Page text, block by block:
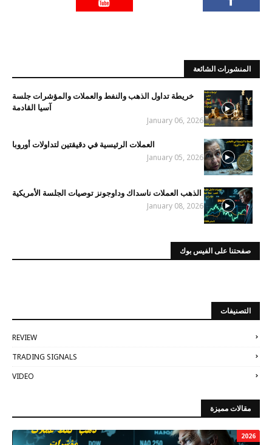
المنشورات الشائعة
خريطة تداول الذهب والنفط والعملات والمؤشرات جلسة
آسيا القادمة
January 06, 2026
العملات الرئيسية في دقيقتين لتداولات أوروبا
January 05, 2026
الذهب العملات ناسداك وداوجونز توصيات الجلسة الأمريكية
January 08, 2026
صفحتنا على الفيس بوك
التصنيفات
REVIEW
TRADING SIGNALS
VIDEO
مقالات مميزة
2026